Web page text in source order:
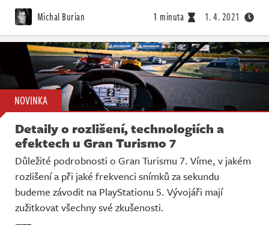
Michal Burian 1 minuta 1. 4. 2021
NOVINKA
Detaily o rozlišení, technologiích a
efektech u Gran Turismo 7
Důležité podrobnosti o Gran Turismu 7. Víme, v jakém
rozlišení a při jaké frekvenci snímků za sekundu
budeme závodit na PlayStationu 5. Vývojáři mají
zužitkovat všechny své zkušenosti.